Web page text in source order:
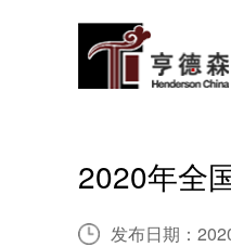
2020年全
发布日期：